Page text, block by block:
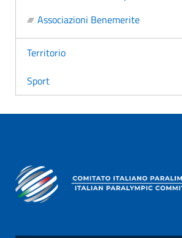
Associazioni Benemerite
Territorio
Sport